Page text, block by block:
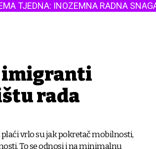
TJEDNA: INOZEMNA RADNA
imigranti
rada
plaći vrlo su jak pokretač mobilnosti,
To se odnosi i na minimalnu